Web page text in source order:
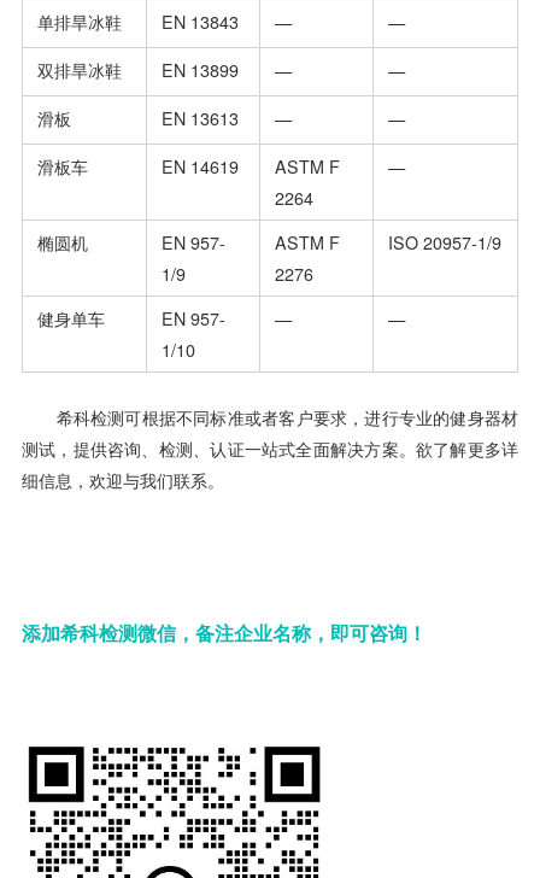
单排旱冰鞋 EN 13843 —
—
双排旱冰鞋
EN 13899 —
—
滑板
EN 13613 —
—
滑板车
EN 14619
ASTM F
2264
—
椭圆机
EN 957-
1/9
ASTM F
2276
ISO 20957-1/9
健身单车
EN 957-
1/10
— —
希科检测可根据不同标准或者客户要求，进行专业的健身器材
测试，提供咨询、检测、认证一站式全面解决方案。欲了解更多详
细信息，欢迎与我们联系。
添加希科检测微信，备注企业名称，即可咨询！